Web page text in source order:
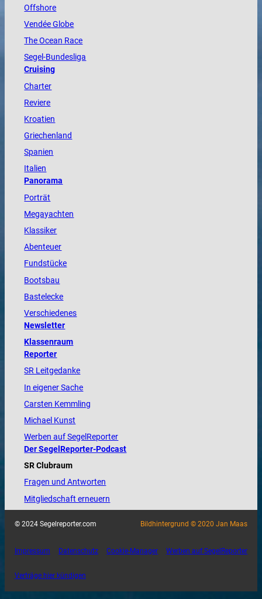
Offshore
VendéeGlobe
TheOcean Race
Segel-Bundesliga
Cruising
Charter
Reviere
Kroatien
Griechenland
Spanien
Italien
Panorama
Porträt
Megayachten
Klassiker
Abenteuer
Fundstücke
Bootsbau
Bastelecke
Verschiedenes
Newsletter
Klassenraum
Reporter
SR Leitgedanke
In eigener Sache
Carsten Kemmling
Michael Kunst
Werben auf SegelReporter
Der SegelReporter-Podcast
SR Clubraum
Fragen und Antworten
Mitgliedschaft erneuern
© 2024 Segelreporter.com Bildhintergrund © 2020 Jan Maas
Impressum Datenschutz Cookie-Manager Werben auf SegelReporter
Verträge hier kündigen